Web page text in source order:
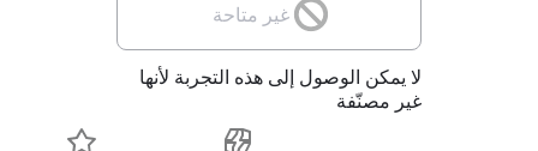
غير متاحة
لا يمكن الوصول إلى هذه التجربة لأنها
غير مصنّفة